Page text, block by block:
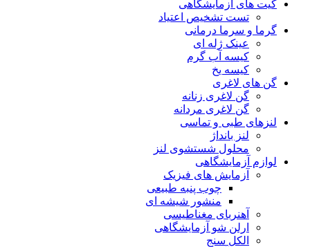
کیت های آزمایشگاهی
تست تشخیص اعتیاد
گرما و سرما درمانی
عینک ژله ای
کیسه آب گرم
کیسه یخ
گن های لاغری
گن لاغری زنانه
گن لاغری مردانه
لنزهای طبی و تماسی
لنز بانداژ
محلول شستشوی لنز
لوازم آزمایشگاهی
آزمایش های فیزیک
چوب پنبه طبیعی
منشور شیشه ای
آهنربای مغناطیسی
ارلن شو آزمایشگاهی
الکل سنج